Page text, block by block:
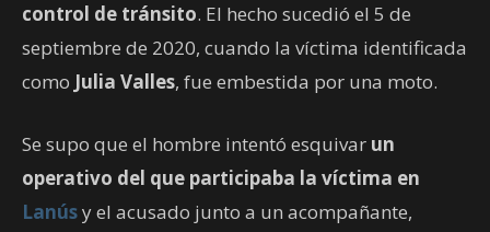
control de tránsito. El hecho sucedió el 5 de
septiembre de 2020, cuando la víctima identificada
como Julia Valles, fue embestida por una moto.
Se supo que el hombre intentó esquivar un
operativo del que participaba la víctima en
Lanúsy el acusado junto a un acompañante,